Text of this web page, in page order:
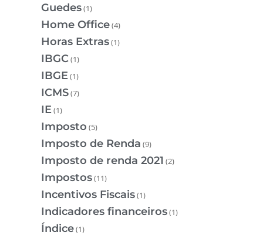
Guedes(1)
Home Office(4)
Horas Extras(1)
IBGC(1)
IBGE(1)
ICMS(7)
IE(1)
Imposto (5)
Imposto de Renda (9)
Imposto de renda 2021 (2)
Impostos(11)
Incentivos Fiscais(1)
Indicadores financeiros(1)
Índice(1)